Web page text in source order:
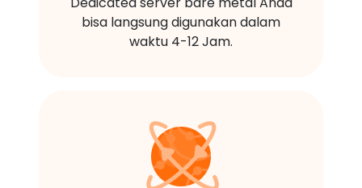
bisa langsung digunakan dalam
waktu 4-12 Jam.